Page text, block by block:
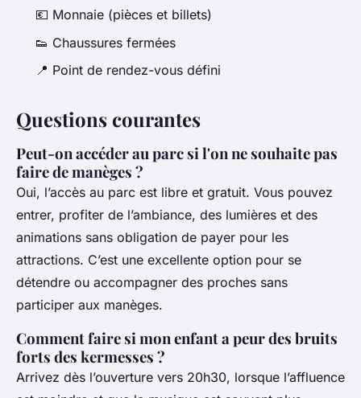
💶 Monnaie (pièces et billets)
👟 Chaussures fermées
📍 Point de rendez-vous défini
Questions courantes
Peut-on accéder au parc si l'on ne souhaite pas
faire de manèges ?
Oui, l’accès au parc est libre et gratuit. Vous pouvez
entrer, profiter de l’ambiance, des lumières et des
animations sans obligation de payer pour les
attractions. C’est une excellente option pour se
détendre ou accompagner des proches sans
participer aux manèges.
Comment faire si mon enfant a peur des bruits
forts des kermesses ?
Arrivez dès l’ouverture vers 20h30, lorsque l’affluence